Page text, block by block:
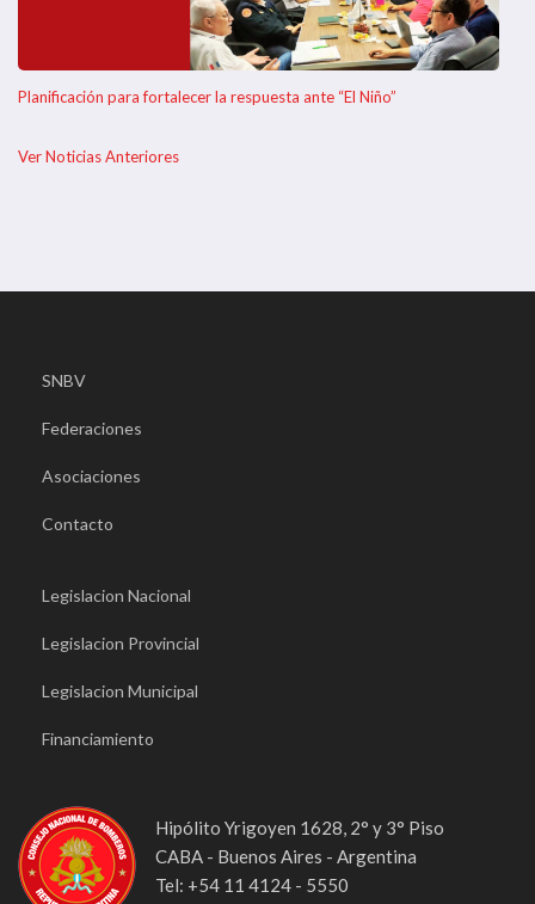
Planificación para fortalecer la respuesta ante “El Niño”
Ver Noticias Anteriores
SNBV
Federaciones
Asociaciones
Contacto
Legislacion Nacional
Legislacion Provincial
Legislacion Municipal
Financiamiento
Hipólito Yrigoyen 1628, 2° y 3° Piso
CABA - Buenos Aires - Argentina
Tel: +54 11 4124 - 5550